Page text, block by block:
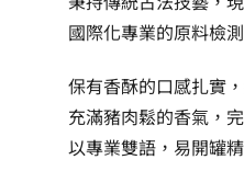
國際化專業的原料檢測
保有香酥的口感扎實
充滿豬肉鬆的香氣，
以專業雙語，易開罐